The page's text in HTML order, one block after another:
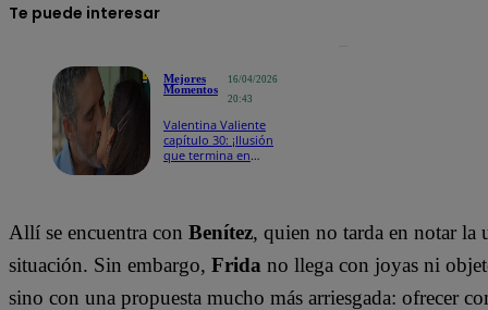
Te puede interesar
Mejores
Momentos
16/04/2026
20:43
Valentina Valiente
capítulo 30: ¡Ilusión
que termina en
Allí se encuentra con Benítez, quien no tarda en notar la
situación. Sin embargo, Frida no llega con joyas ni
sino con una propuesta mucho más arriesgada: ofrecer